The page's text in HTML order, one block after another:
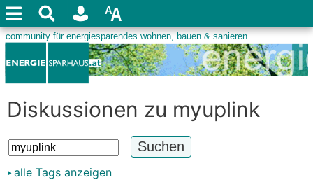
Diskussionen zu myuplink
alle Tags anzeigen